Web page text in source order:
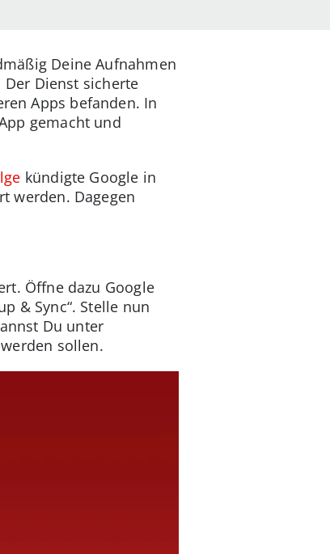
Deine Aufnahmen
Der Dienst sicherte
Apps befanden. In
gemacht und
kündigte Google in
werden. Dagegen
Öffne dazu Google
& Sync“. Stelle nun
Du unter
sollen.